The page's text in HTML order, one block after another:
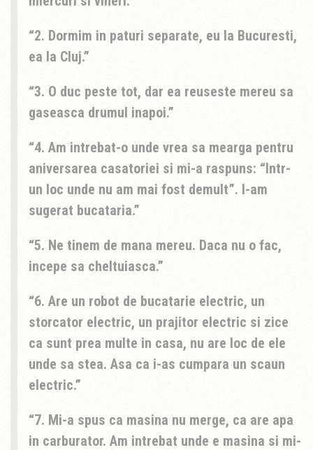
2. Dormim in paturi separate, eu la Bucuresti,
ea la Cluj.
3. O duc peste tot, dar ea reuseste mereu sa
gaseasca drumul inapoi.
4. Am intrebat-o unde vrea sa mearga pentru
aniversarea casatoriei si mi-a raspuns: “Intr-
un loc unde nu am mai fost demult”. I-am
sugerat bucataria.
5. Ne tinem de mana mereu. Daca nu o fac,
incepe sa cheltuiasca.
6. Are un robot de bucatarie electric, un
storcator electric, un prajitor electric si zice
ca sunt prea multe in casa, nu are loc de ele
unde sa stea. Asa ca i-as cumpara un scaun
electric.
7. Mi-a spus ca masina nu merge, ca are apa
in carburator. Am intrebat unde e masina si mi-